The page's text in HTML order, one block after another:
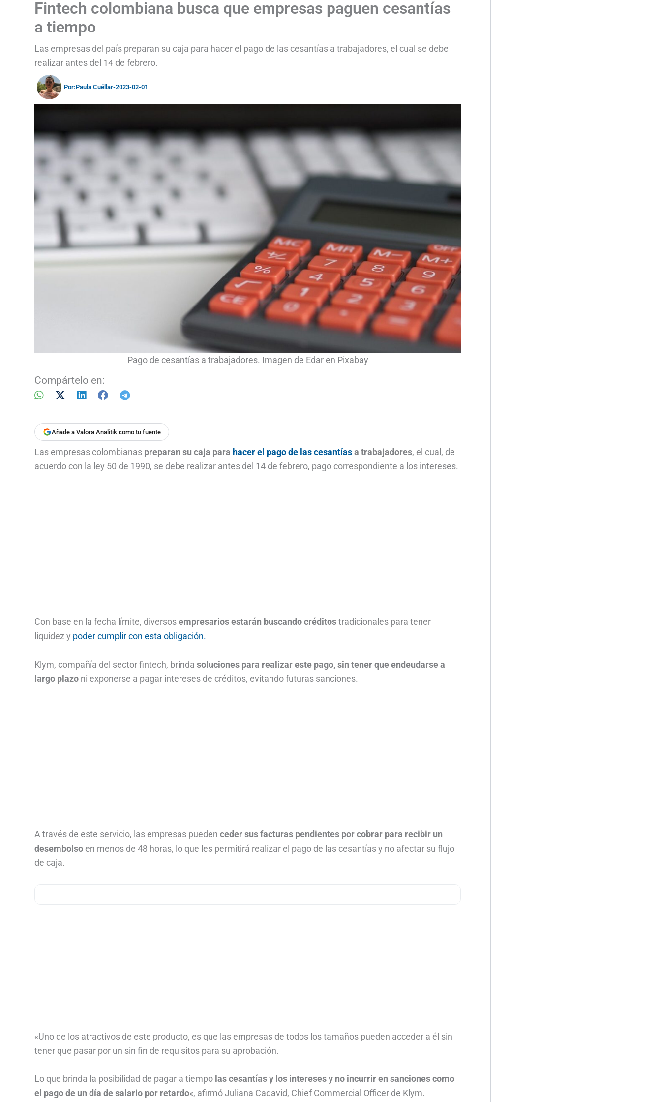
Fintech colombiana busca que empresas paguen cesantías
a tiempo
Las empresas del país preparan su caja para hacer el pago de las cesantías a trabajadores, el cual se debe
realizar antes del 14 de febrero.
Por:Paula Cuéllar-2023-02-01
Pago de cesantías a trabajadores. Imagen de Edar en Pixabay
Compártelo en:
Añade a Valora Analitik como tu fuente
Las empresas colombianas preparan su caja para hacer el pago de las cesantíasa trabajadores, el cual, de
acuerdo con la ley 50 de 1990, se debe realizar antes del 14 de febrero, pago correspondiente a los intereses.
Con base en la fecha límite, diversosempresarios estarán buscando créditostradicionales para tener
liquidez y poder cumplir con esta obligación.
Klym, compañía del sector fintech, brinda soluciones para realizar este pago, sin tener que endeudarse a
largo plazo ni exponerse a pagar intereses de créditos, evitando futuras sanciones.
A través de este servicio, las empresas pueden ceder sus facturas pendientes por cobrar para recibir un
desembolso en menos de 48 horas, lo que les permitirá realizar el pago de las cesantías y no afectar su flujo
de caja.
«Uno de los atractivos de este producto, es que las empresas de todos los tamaños pueden acceder a él sin
tener que pasar por un sin fin de requisitos para su aprobación.
Lo que brinda la posibilidad de pagar a tiempo las cesantías y los intereses y no incurrir en sanciones como
el pago de un día de salario por retardo«, afirmó Juliana Cadavid, Chief Commercial Officer de Klym.